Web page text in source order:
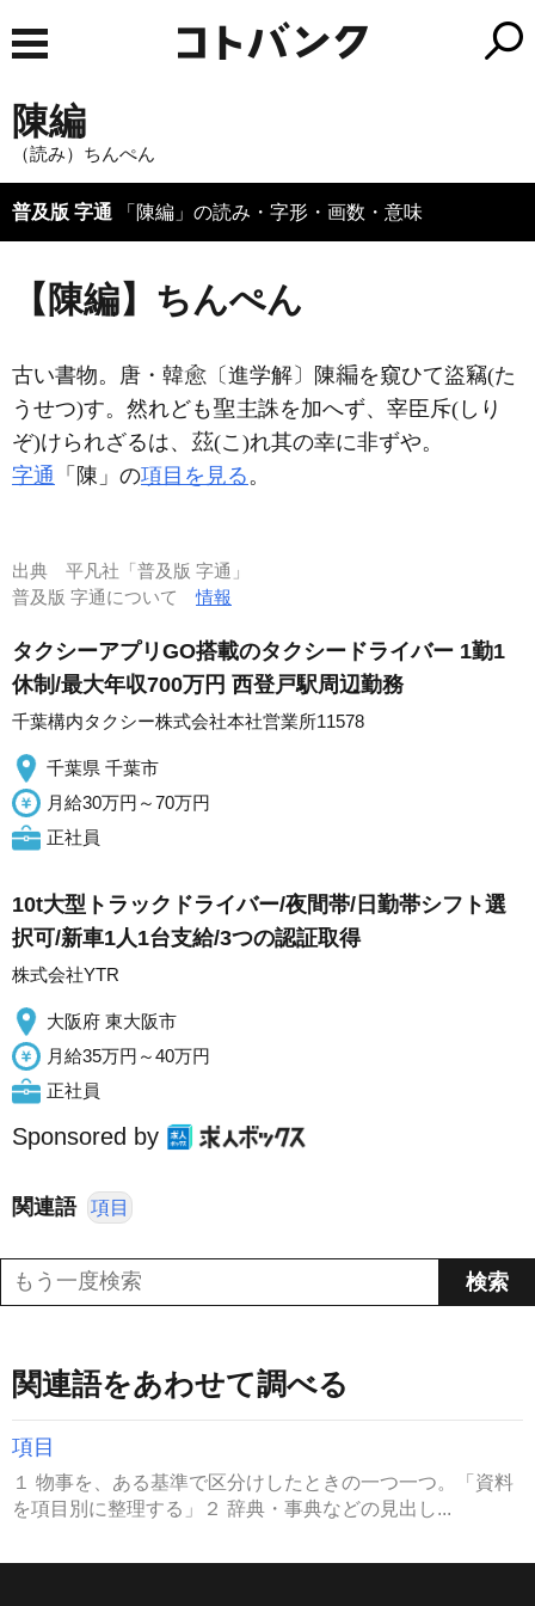
陳編
（読み）ちんぺん
普及版 字通 「陳編」の読み・字形・画数・意味
【陳編】ちんぺん
古い書物。唐・韓 〔進学解〕陳
を窺ひて盜竊(た
うせつ)す。然れども
誅を加へず、宰臣斥(しり
ぞ)けられざるは、
(こ)れ其の幸に非ずや。
字通 「陳」の項目を見る。
出典 平凡社「普及版 字通」
普及版 字通について情報
タクシーアプリGO搭載のタクシードライバー 1勤1
休制/最大年収700万円 西登戸駅周辺勤務
千葉構内タクシー株式会社本社営業所11578
千葉県 千葉市
月給30万円～70万円
正社員
10t大型トラックドライバー/夜間帯/日勤帯シフト選
択可/新車1人1台支給/3つの認証取得
株式会社YTR
大阪府 東大阪市
月給35万円～40万円
正社員
Sponsored by
関連語 項目
関連語をあわせて調べる
項目
１ 物事を、ある基準で区分けしたときの一つ一つ。「資料
を項目別に整理する」２ 辞典・事典などの見出し...